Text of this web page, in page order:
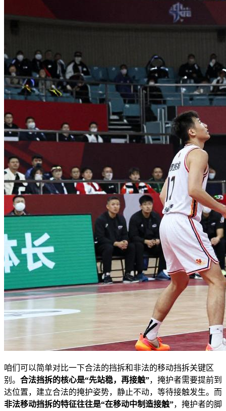
咱们可以简单对比一下合法的挡拆和非法的移动挡拆关键区
别。 合法挡拆的核心是“先站稳，再接触”，掩护者需要提前到
达位置，建立合法的掩护姿势，静止不动，等待接触发生。而
非法移动挡拆的特征往往是“在移动中制造接触”，掩护者的脚